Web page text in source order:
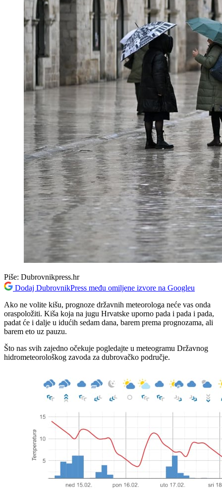
Piše: Dubrovnikpress.hr
Dodaj DubrovnikPress među omiljene izvore na Googleu
Ako ne volite kišu, prognoze državnih meteorologa neće vas onda
oraspoložiti. Kiša koja na jugu Hrvatske uporno pada i pada i pada,
padat će i dalje u idućih sedam dana, barem prema prognozama, ali
barem eto uz pauzu.
Što nas svih zajedno očekuje pogledajte u meteogramu Državnog
hidrometeorološkog zavoda za dubrovačko područje.